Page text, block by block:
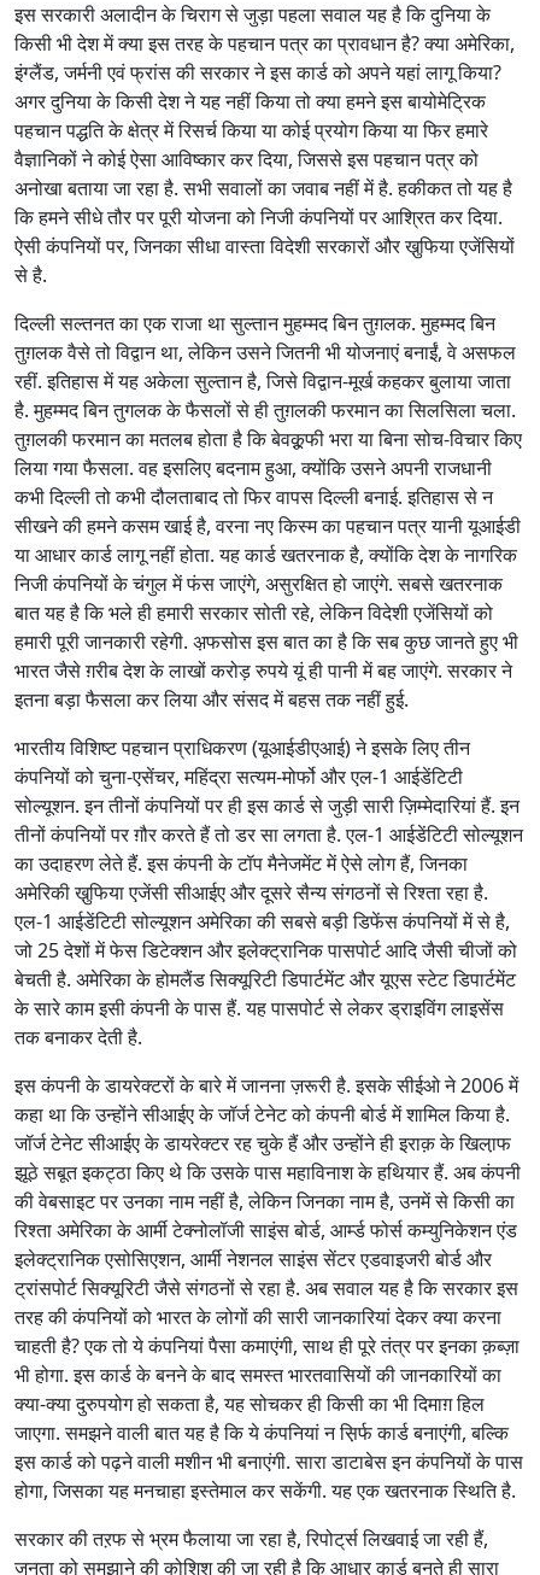
इस सरकारी अलादीन के चिराग से जुड़ा पहला सवाल यह है कि दुनिया के
किसी भी देश में क्या इस तरह के पहचान पत्र का प्रावधान है? क्या अमेरिका,
इंग्लैंड, जर्मनी एवं फ्रांस की सरकार ने इस कार्ड को अपने यहां लागू किया?
अगर दुनिया के किसी देश ने यह नहीं किया तो क्या हमने इस बायोमेट्रिक
पहचान पद्धति के क्षेत्र में रिसर्च किया या कोई प्रयोग किया या फिर हमारे
वैज्ञानिकों ने कोई ऐसा आविष्कार कर दिया, जिससे इस पहचान पत्र को
अनोखा बताया जा रहा है. सभी सवालों का जवाब नहीं में है. हकीकत तो यह है
कि हमने सीधे तौर पर पूरी योजना को निजी कंपनियों पर आश्रित कर दिया.
ऐसी कंपनियों पर, जिनका सीधा वास्ता विदेशी सरकारों और खु़फिया एजेंसियों
से है.
दिल्ली सल्तनत का एक राजा था सुल्तान मुहम्मद बिन तुग़लक. मुहम्मद बिन
तुग़लक वैसे तो विद्वान था, लेकिन उसने जितनी भी योजनाएं बनाईं, वे असफल
रहीं. इतिहास में यह अकेला सुल्तान है, जिसे विद्वान-मूर्ख कहकर बुलाया जाता
है. मुहम्मद बिन तुगलक के फैसलों से ही तुग़लकी फरमान का सिलसिला चला.
तुग़लकी फरमान का मतलब होता है कि बेवक़ू़फी भरा या बिना सोच-विचार किए
लिया गया फैसला. वह इसलिए बदनाम हुआ, क्योंकि उसने अपनी राजधानी
कभी दिल्ली तो कभी दौलताबाद तो फिर वापस दिल्ली बनाई. इतिहास से न
सीखने की हमने कसम खाई है, वरना नए किस्म का पहचान पत्र यानी यूआईडी
या आधार कार्ड लागू नहीं होता. यह कार्ड खतरनाक है, क्योंकि देश के नागरिक
निजी कंपनियों के चंगुल में फंस जाएंगे, असुरक्षित हो जाएंगे. सबसे खतरनाक
बात यह है कि भले ही हमारी सरकार सोती रहे, लेकिन विदेशी एजेंसियों को
हमारी पूरी जानकारी रहेगी. अ़फसोस इस बात का है कि सब कुछ जानते हुए भी
भारत जैसे ग़रीब देश के लाखों करोड़ रुपये यूं ही पानी में बह जाएंगे. सरकार ने
इतना बड़ा फैसला कर लिया और संसद में बहस तक नहीं हुई.
भारतीय विशिष्ट पहचान प्राधिकरण (यूआईडीएआई) ने इसके लिए तीन
कंपनियों को चुना-एसेंचर, महिंद्रा सत्यम-मोर्फो और एल-1 आईडेंटिटी
सोल्यूशन. इन तीनों कंपनियों पर ही इस कार्ड से जुड़ी सारी ज़िम्मेदारियां हैं. इन
तीनों कंपनियों पर ग़ौर करते हैं तो डर सा लगता है. एल-1 आईडेंटिटी सोल्यूशन
का उदाहरण लेते हैं. इस कंपनी के टॉप मैनेजमेंट में ऐसे लोग हैं, जिनका
अमेरिकी खु़फिया एजेंसी सीआईए और दूसरे सैन्य संगठनों से रिश्ता रहा है.
एल-1 आईडेंटिटी सोल्यूशन अमेरिका की सबसे बड़ी डिफेंस कंपनियों में से है,
जो 25 देशों में फेस डिटेक्शन और इलेक्ट्रानिक पासपोर्ट आदि जैसी चीजों को
बेचती है. अमेरिका के होमलैंड सिक्यूरिटी डिपार्टमेंट और यूएस स्टेट डिपार्टमेंट
के सारे काम इसी कंपनी के पास हैं. यह पासपोर्ट से लेकर ड्राइविंग लाइसेंस
तक बनाकर देती है.
इस कंपनी के डायरेक्टरों के बारे में जानना ज़रूरी है. इसके सीईओ ने 2006 में
कहा था कि उन्होंने सीआईए के जॉर्ज टेनेट को कंपनी बोर्ड में शामिल किया है.
जॉर्ज टेनेट सीआईए के डायरेक्टर रह चुके हैं और उन्होंने ही इराक़ के खिला़फ
झूठे सबूत इकट्ठा किए थे कि उसके पास महाविनाश के हथियार हैं. अब कंपनी
की वेबसाइट पर उनका नाम नहीं है, लेकिन जिनका नाम है, उनमें से किसी का
रिश्ता अमेरिका के आर्मी टेक्नोलॉजी साइंस बोर्ड, आर्म्ड फोर्स कम्युनिकेशन एंड
इलेक्ट्रानिक एसोसिएशन, आर्मी नेशनल साइंस सेंटर एडवाइजरी बोर्ड और
ट्रांसपोर्ट सिक्यूरिटी जैसे संगठनों से रहा है. अब सवाल यह है कि सरकार इस
तरह की कंपनियों को भारत के लोगों की सारी जानकारियां देकर क्या करना
चाहती है? एक तो ये कंपनियां पैसा कमाएंगी, साथ ही पूरे तंत्र पर इनका क़ब्ज़ा
भी होगा. इस कार्ड के बनने के बाद समस्त भारतवासियों की जानकारियों का
क्या-क्या दुरुपयोग हो सकता है, यह सोचकर ही किसी का भी दिमाग़ हिल
जाएगा. समझने वाली बात यह है कि ये कंपनियां न स़िर्फ कार्ड बनाएंगी, बल्कि
इस कार्ड को पढ़ने वाली मशीन भी बनाएंगी. सारा डाटाबेस इन कंपनियों के पास
होगा, जिसका यह मनचाहा इस्तेमाल कर सकेंगी. यह एक खतरनाक स्थिति है.
सरकार की तऱफ से भ्रम फैलाया जा रहा है, रिपोट्‌र्स लिखवाई जा रही हैं,
जनता को समझाने की कोशिश की जा रही है कि आधार कार्ड बनते ही सारा